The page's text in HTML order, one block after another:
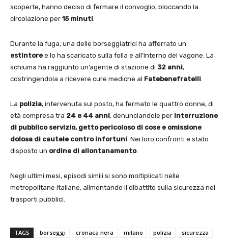
scoperte, hanno deciso di fermare il convoglio, bloccando la
circolazione per 15 minuti.
Durante la fuga, una delle borseggiatrici ha afferrato un
estintore e lo ha scaricato sulla folla e all’interno del vagone. La
schiuma ha raggiunto un’agente di stazione di 32 anni,
costringendola a ricevere cure mediche al Fatebenefratelli.
La polizia, intervenuta sul posto, ha fermato le quattro donne, di
età compresa tra 24 e 44 anni, denunciandole per interruzione
di pubblico servizio, getto pericoloso di cose e omissione
dolosa di cautele contro infortuni. Nei loro confronti è stato
disposto un ordine di allontanamento.
Negli ultimi mesi, episodi simili si sono moltiplicati nelle
metropolitane italiane, alimentando il dibattito sulla sicurezza nei
trasporti pubblici.
TAGS borseggi cronaca nera milano polizia sicurezza